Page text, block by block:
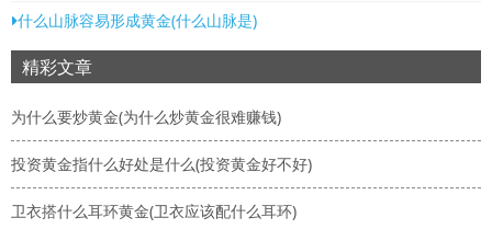
什么山脉容易形成黄金(什么山脉是)
精彩文章
为什么要炒黄金(为什么炒黄金很难赚钱)
投资黄金指什么好处是什么(投资黄金好不好)
卫衣搭什么耳环黄金(卫衣应该配什么耳环)